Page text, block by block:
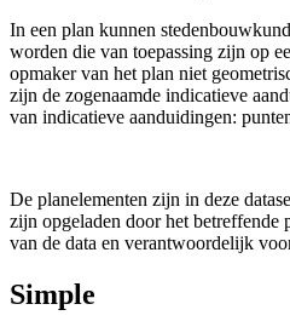
In een plan kunnen
worden die van toepassing zijn op
opmaker van het plan niet
zijn de zogenaamde indicatieve
van indicatieve aanduidingen:
De planelementen zijn in deze
zijn opgeladen door het betreffende
van de data en verantwoordelijk
Simple